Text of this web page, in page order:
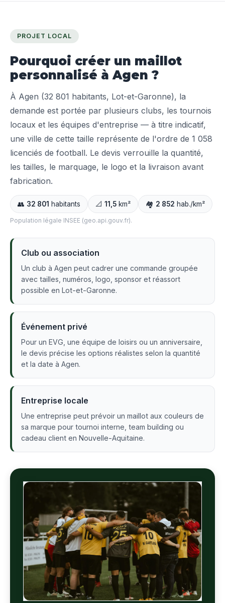
PROJET LOCAL
Pourquoi créer un maillot
personnalisé à Agen ?
À Agen (32 801 habitants, Lot-et-Garonne), la
demande est portée par plusieurs clubs, les tournois
locaux et les équipes d'entreprise — à titre indicatif,
une ville de cette taille représente de l'ordre de 1 058
licenciés de football. Le devis verrouille la quantité,
les tailles, le marquage, le logo et la livraison avant
fabrication.
👥 32 801 habitants 📐 11,5 km² 🏘️ 2 852 hab./km²
Population légale INSEE (geo.api.gouv.fr).
Club ou association
Un club à Agen peut cadrer une commande groupée
avec tailles, numéros, logo, sponsor et réassort
possible en Lot-et-Garonne.
Événement privé
Pour un EVG, une équipe de loisirs ou un anniversaire,
le devis précise les options réalistes selon la quantité
et la date à Agen.
Entreprise locale
Une entreprise peut prévoir un maillot aux couleurs de
sa marque pour tournoi interne, team building ou
cadeau client en Nouvelle-Aquitaine.